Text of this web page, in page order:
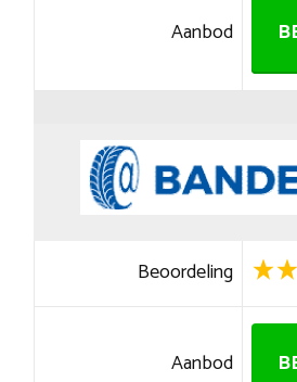
Aanbod
Beoordeling
Aanbod